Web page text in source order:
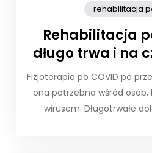
rehabilitacja
Rehabilitacja
długo trwa i na
Fizjoterapia po COVID po
ona potrzebna wśród osób,
wirusem. Długotrwałe